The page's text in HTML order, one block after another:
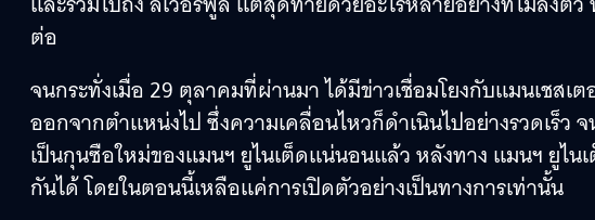
ต่อ
จนกระทั่งเมื่อ 29 ตุลาคมที่ผ่านมา ได้มีข่าวเชื่อมโยงกับแมนเชสเ
ออกจากตำแหน่งไป ซึ่งความเคลื่อนไหวก็ดำเนินไปอย่างรวดเร็ว
เป็นกุนซือใหม่ของแมนฯ ยูไนเต็ดแน่นอนแล้ว หลังทาง แมนฯ ยู
กันได้ โดยในตอนนี้เหลือแค่การเปิดตัวอย่างเป็นทางการเท่านั้น